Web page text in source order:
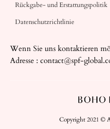
Rückgabe- und Erstattungspolitik
Datenschutzrichtlinie
Wenn Sie uns kontaktieren
Adresse : contact@spf-
Copyright 2021 ©